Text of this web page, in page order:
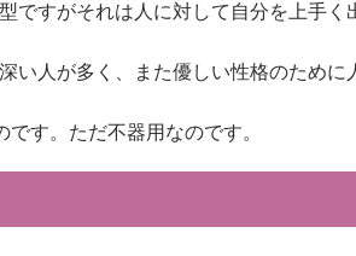
ですがそれは人に対して自分を上手
い人が多く、また優しい性格のため
す。ただ不器用なのです。